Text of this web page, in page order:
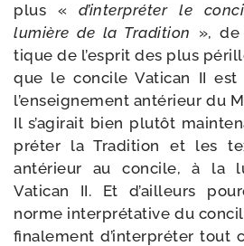
plus « d’in­ter­pré­ter le
lumière de la Tradition »,
tique de l’es­prit des plus
que le concile Vatican II
l’en­sei­gne­ment anté­rieur du
Il s’a­gi­rait bien plu­tôt
pré­ter la Tradition et les
anté­rieur au concile, à la
Vatican II. Et d’ailleurs
norme inter­pré­ta­tive du
fina­le­ment d’in­ter­pré­ter tout